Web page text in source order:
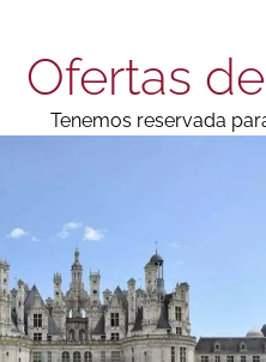
Ofertas
Tenemos reservada